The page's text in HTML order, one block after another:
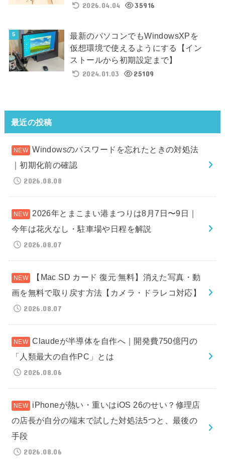
2026.04.04 35916
最新のパソコンでもWindowsXPを
仮想環境で使えるようにする【イン
ストールから初期設定まで】
2024.01.03
25109
最近の投稿
Windowsのパスワードを忘れたときの対処法
｜初期化前の確認
2026.08.08
2026年とまこまい港まつりは8月7日〜9日｜
今年は花火なし・駐車場や日程を解説
2026.08.07
【Mac SD カード 復元 無料】消えた写真・動
画を無料で取り戻す方法【カメラ・ドラレコ対応】
2026.08.07
Claudeが半導体を自作へ｜開発費750億円の
「人類最大の自作PC」とは
2026.08.06
iPhoneが熱い・重いはiOS 26のせい？修理店
の店長が自分の端末で試した対処法5つと、最後の
手段
2026.08.06